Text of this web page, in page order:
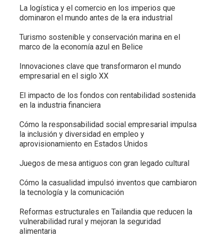
La logística y el comercio en los imperios que
dominaron el mundo antes de la era industrial
Turismo sostenible y conservación marina en el
marco de la economía azul en Belice
Innovaciones clave que transformaron el mundo
empresarial en el siglo XX
El impacto de los fondos con rentabilidad sostenida
en la industria financiera
Cómo la responsabilidad social empresarial impulsa
la inclusión y diversidad en empleo y
aprovisionamiento en Estados Unidos
Juegos de mesa antiguos con gran legado cultural
Cómo la casualidad impulsó inventos que cambiaron
la tecnología y la comunicación
Reformas estructurales en Tailandia que reducen la
vulnerabilidad rural y mejoran la seguridad
alimentaria